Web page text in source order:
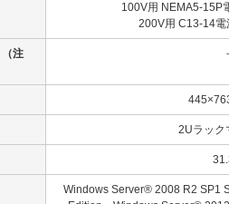
100V用 NEMA5-15P
200V用 C13-14電
（注
2Uラック
Windows Server® 2008 R2 SP1